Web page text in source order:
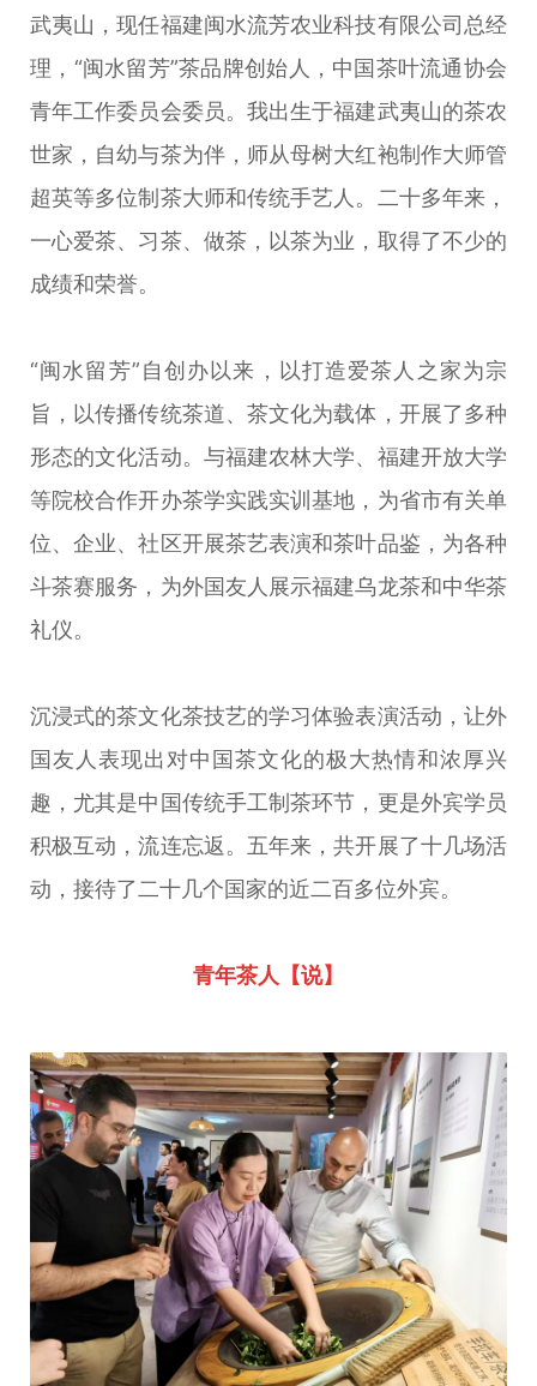
武夷山，现任福建闽水流芳农业科技有限公司总经
理，“闽水留芳”茶品牌创始人，中国茶叶流通协会
青年工作委员会委员。我出生于福建武夷山的茶农
世家，自幼与茶为伴，师从母树大红袍制作大师管
超英等多位制茶大师和传统手艺人。二十多年来，
一心爱茶、习茶、做茶，以茶为业，取得了不少的
成绩和荣誉。
“闽水留芳”自创办以来，以打造爱茶人之家为宗
旨，以传播传统茶道、茶文化为载体，开展了多种
形态的文化活动。与福建农林大学、福建开放大学
等院校合作开办茶学实践实训基地，为省市有关单
位、企业、社区开展茶艺表演和茶叶品鉴，为各种
斗茶赛服务，为外国友人展示福建乌龙茶和中华茶
礼仪。
沉浸式的茶文化茶技艺的学习体验表演活动，让外
国友人表现出对中国茶文化的极大热情和浓厚兴
趣，尤其是中国传统手工制茶环节，更是外宾学员
积极互动，流连忘返。五年来，共开展了十几场活
动，接待了二十几个国家的近二百多位外宾。
青年茶人【说】